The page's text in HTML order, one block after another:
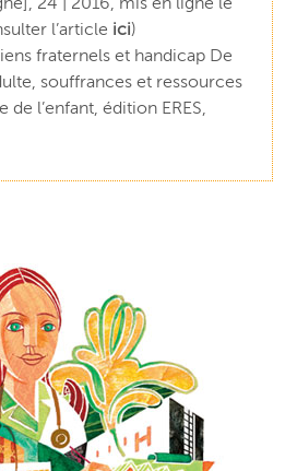
l’article ici)
fraternels et handicap De
souffrances et ressources
de l’enfant, édition ERES,